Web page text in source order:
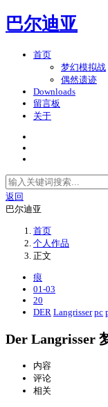
巴尔迪亚
首页
梦幻模拟战
偶然遗迹
Downloads
留言板
关于
返回
巴尔迪亚
首页
个人作品
正文
痕
01-03
20
DER Langrisser pc
Der Langrisser
内容
评论
相关